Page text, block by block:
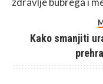
Kako smanjiti